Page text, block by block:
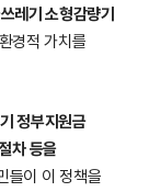
레기 소형감량기
경적 가치를
정부지원금
차 등을
들이 이 정책을